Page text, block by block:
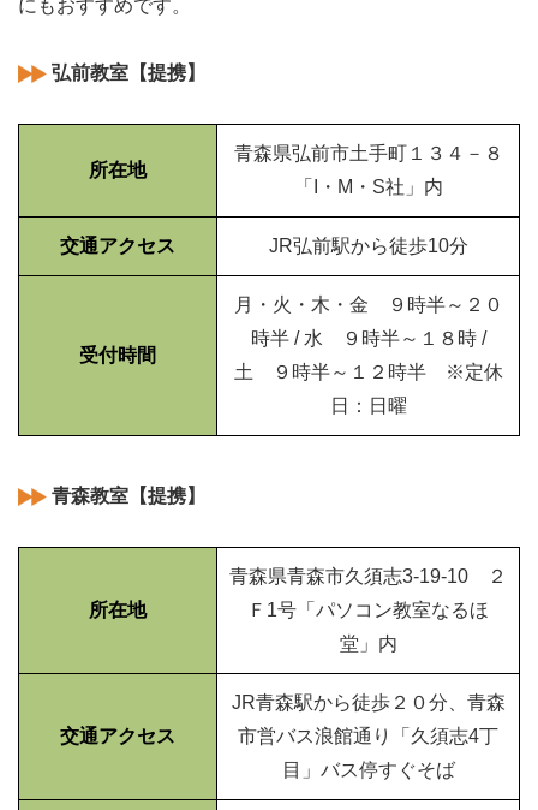
にもおすすめです。
弘前教室【提携】
所在地
青森県弘前市土手町１３４－８
「I・M・S社」内
交通アクセス JR弘前駅から徒歩10分
受付時間
月・火・木・金 ９時半～２０
時半 / 水 ９時半～１８時 /
土 ９時半～１２時半 ※定休
日：日曜
青森教室【提携】
所在地
青森県青森市久須志3-19-10 ２
Ｆ1号「パソコン教室なるほ
堂」内
交通アクセス
JR青森駅から徒歩２０分、青森
市営バス浪館通り「久須志4丁
目」バス停すぐそば